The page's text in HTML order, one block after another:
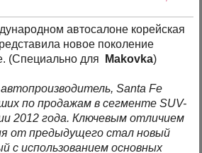
автосалоне корейская
новое поколение
(Специально для
Makovka)
Santa Fe
по продажам в сегменте SUV-
2012 года. Ключевым отличием
от предыдущего стал новый
с использованием основных